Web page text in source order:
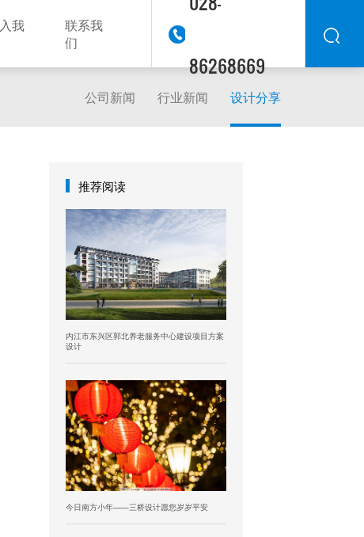
我
联系我
们
86268669
公司新闻 行业新闻 设计分享
推荐阅读
内江市东兴区郭北养老服务中心建设项目方案
设计
今日南方小年——三桥设计愿您岁岁平安